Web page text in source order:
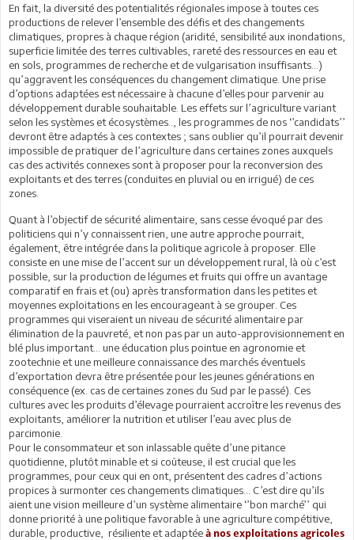
En fait, la diversité des potentialités régionales impose à toutes ces
productions de relever l’ensemble des défis et des changements
climatiques, propres à chaque région (aridité, sensibilité aux inondations,
superficie limitée des terres cultivables, rareté des ressources en eau et
en sols, programmes de recherche et de vulgarisation insuffisants…)
qu’aggravent les conséquences du changement climatique. Une prise
d’options adaptées est nécessaire à chacune d’elles pour parvenir au
développement durable souhaitable. Les effets sur l’agriculture variant
selon les systèmes et écosystèmes.., les programmes de nos ‘’candidats’’
devront être adaptés à ces contextes ; sans oublier qu’il pourrait devenir
impossible de pratiquer de l’agriculture dans certaines zones auxquels
cas des activités connexes sont à proposer pour la reconversion des
exploitants et des terres (conduites en pluvial ou en irrigué) de ces
zones.
Quant à l’objectif de sécurité alimentaire, sans cesse évoqué par des
politiciens qui n’y connaissent rien, une autre approche pourrait,
également, être intégrée dans la politique agricole à proposer. Elle
consiste en une mise de l’accent sur un développement rural, là où c’est
possible, sur la production de légumes et fruits qui offre un avantage
comparatif en frais et (ou) après transformation dans les petites et
moyennes exploitations en les encourageant à se grouper. Ces
programmes qui viseraient un niveau de sécurité alimentaire par
élimination de la pauvreté, et non pas par un auto-approvisionnement en
blé plus important… une éducation plus pointue en agronomie et
zootechnie et une meilleure connaissance des marchés éventuels
d’exportation devra être présentée pour les jeunes générations en
conséquence (ex. cas de certaines zones du Sud par le passé). Ces
cultures avec les produits d’élevage pourraient accroître les revenus des
exploitants, améliorer la nutrition et utiliser l’eau avec plus de
parcimonie.
Pour le consommateur et son inlassable quête d’une pitance
quotidienne, plutôt minable et si coûteuse, il est crucial que les
programmes, pour ceux qui en ont, présentent des cadres d’actions
propices à surmonter ces changements climatiques… C’est dire qu’ils
aient une vision meilleure d’un système alimentaire ‘’bon marché’’ qui
donne priorité à une politique favorable à une agriculture compétitive,
durable, productive, résiliente et adaptée à nos exploitations agricoles